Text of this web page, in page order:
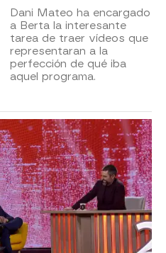
Dani Mateo ha encargado
a Berta la interesante
tarea de traer vídeos que
representaran a la
perfección de qué iba
aquel programa.